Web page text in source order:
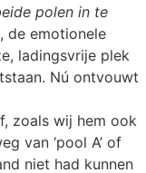
polen in te
de emotionele
ladingsvrije plek
Nú ontvouwt
zoals wij hem ook
van ‘pool A’ of
niet had kunnen